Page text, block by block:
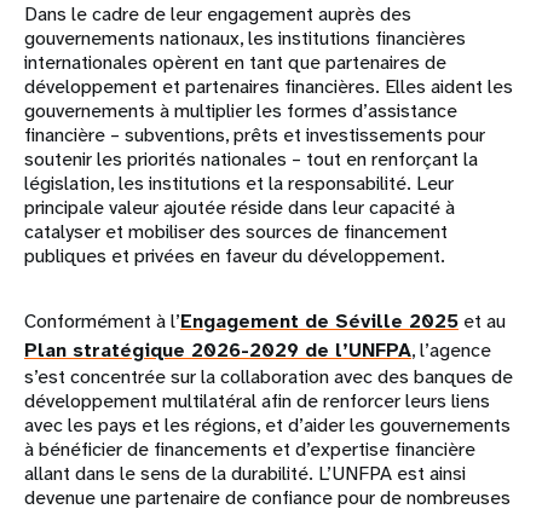
Dans le cadre de leur engagement auprès des
gouvernements nationaux, les institutions financières
internationales opèrent en tant que partenaires de
développement et partenaires financières. Elles aident les
gouvernements à multiplier les formes d’assistance
financière – subventions, prêts et investissements pour
soutenir les priorités nationales – tout en renforçant la
législation, les institutions et la responsabilité. Leur
principale valeur ajoutée réside dans leur capacité à
catalyser et mobiliser des sources de financement
publiques et privées en faveur du développement.
Conformément à l’Engagement de Séville 2025 et au
Plan stratégique 2026-2029 de l’UNFPA, l’agence
s’est concentrée sur la collaboration avec des banques de
développement multilatéral afin de renforcer leurs liens
avec les pays et les régions, et d’aider les gouvernements
à bénéficier de financements et d’expertise financière
allant dans le sens de la durabilité. L’UNFPA est ainsi
devenue une partenaire de confiance pour de nombreuses